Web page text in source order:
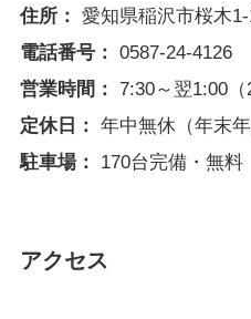
住所：
愛知県稲沢市桜木
電話番号：
0587-24-4126
営業時間：
7:30～翌1:00（
定休日：
年中無休（年末年
駐車場：
170台完備・無料
アクセス